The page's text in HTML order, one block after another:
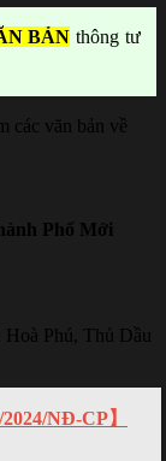
BẢN thông tư
các văn bản về
Phố Mới
Phú, Thủ Dầu
NĐ-CP】